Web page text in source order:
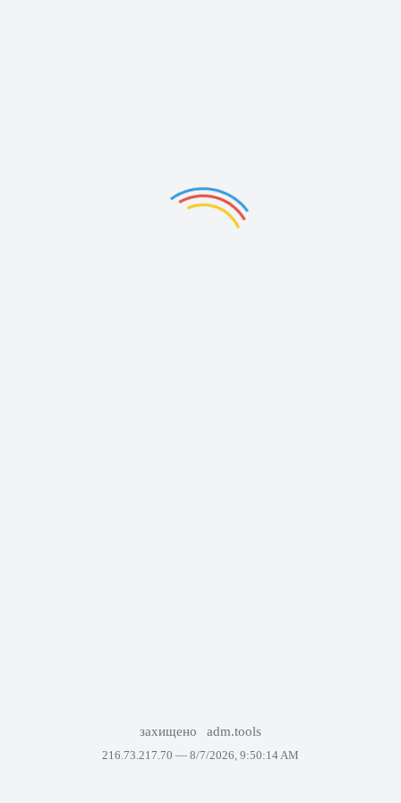
захищено adm.tools
216.73.217.70 — 8/7/2026, 9:50:14 AM